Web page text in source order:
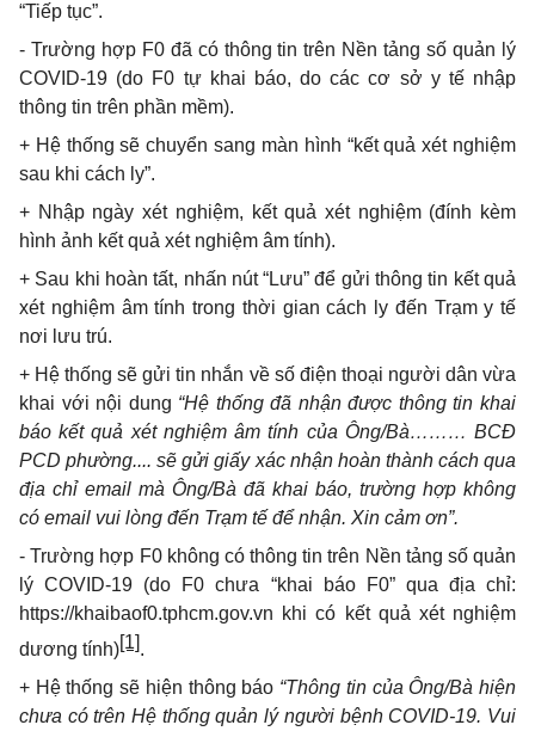
“Tiếp tục”.
- Trường hợp F0 đã có thông tin trên Nền tảng số quản lý
COVID-19 (do F0 tự khai báo, do các cơ sở y tế nhập
thông tin trên phần mềm).
+ Hệ thống sẽ chuyển sang màn hình “kết quả xét nghiệm
sau khi cách ly”.
+ Nhập ngày xét nghiệm, kết quả xét nghiệm (đính kèm
hình ảnh kết quả xét nghiệm âm tính).
+ Sau khi hoàn tất, nhấn nút “Lưu”để gửi thông tin kết quả
xét nghiệm âm tính trong thời gian cách ly đến Trạm y tế
nơi lưu trú.
+ Hệ thống sẽ gửi tin nhắn về số điện thoại người dân vừa
khai với nội dung “Hệ thống đã nhận được thông tin khai
báo kết quả xét nghiệm âm tính của Ông/Bà……… BCĐ
PCD phường.... sẽ gửi giấy xác nhận hoàn thành cách qua
địa chỉ email mà Ông/Bà đã khai báo, trường hợp không
có email vui lòng đến Trạm tế để nhận. Xin cảm ơn”.
-Trường hợp F0 không có thông tin trên Nền tảng số quản
lý COVID-19 (do F0 chưa “khai báo F0” qua địa chỉ:
https://khaibaof0.tphcm.gov.vn khi có kết quả xét nghiệm
dương tính)[1].
+ Hệ thống sẽ hiện thông báo “Thông tin của Ông/Bà hiện
chưa có trên Hệ thống quản lý người bệnh COVID-19. Vui